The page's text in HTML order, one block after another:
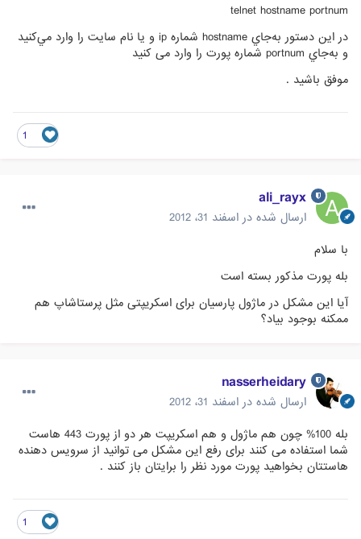
telnet hostname portnum
در اين دستور به‌جاي hostname شماره ip و يا نام سايت را وارد مي‌کنيد
و به‌جاي portnum شماره پورت را وارد می کنید
موفق باشید .
ali_rayx
ارسال شده در اسفند 31، 2012
با سلام
بله پورت مذکور بسته است
آیا این مشکل در ماژول پارسیان برای اسکریپتی مثل پرستاشاپ هم
ممکنه بوجود بیاد؟
nasserheidary
ارسال شده در اسفند 31، 2012
بله 100% چون هم ماژول و هم اسکریپت هر دو از پورت 443 هاست
شما استفاده می کنند برای رفع این مشکل می توانید از سرویس دهنده
هاستتان بخواهید پورت مورد نظر را برایتان باز کنند .